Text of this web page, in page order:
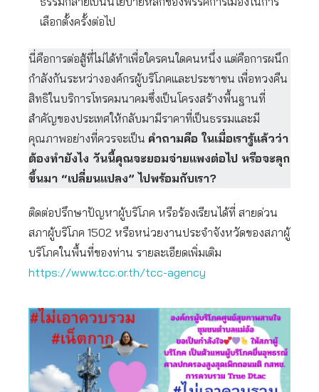
เลือกตั้งครั้งต่อไป
นี่คือการต่อสู้ที่ไม่ได้ทำเพื่อใครคนใดคนหนึ่ง แต่คือการผนึก
กำลังกันระหว่างองค์กรผู้บริโภคและประชาชน เพื่อทวงคืน
สิทธิในบริการโทรคมนาคมซึ่งเป็นโครงสร้างพื้นฐานที่
สำคัญของประเทศให้กลับมามีราคาที่เป็นธรรมและมี
คุณภาพอย่างที่ควรจะเป็น คำถามคือ ในเมื่อเรารู้แล้วว่า
ต้องทำยังไง วันนี้คุณจะยอมจ่ายแพงต่อไป หรือจะลุก
ขึ้นมา “เปลี่ยนแปลง”ไปพร้อมกับเรา?
ติดต่อปรึกษาปัญหาผู้บริโภค หรือร้องเรียนได้ที่ สายด่วน
สภาผู้บริโภค 1502 หรือหน่วยงานประจำจังหวัดของสภาผู้
บริโภคในพื้นที่ของท่าน รายละเอียดเพิ่มเติม
https://www.tcc.or.th/tcc-agency